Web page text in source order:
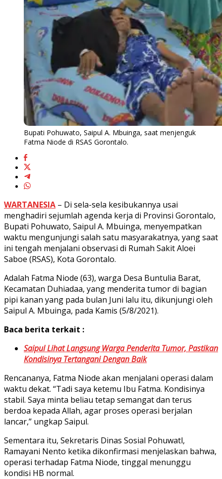
Bupati Pohuwato, Saipul A. Mbuinga, saat menjenguk
Fatma Niode di RSAS Gorontalo.
WARTANESIA – Di sela-sela kesibukannya usai
menghadiri sejumlah agenda kerja di Provinsi Gorontalo,
Bupati Pohuwato, Saipul A. Mbuinga, menyempatkan
waktu mengunjungi salah satu masyarakatnya, yang saat
ini tengah menjalani observasi di Rumah Sakit Aloei
Saboe (RSAS), Kota Gorontalo.
Adalah Fatma Niode (63), warga Desa Buntulia Barat,
Kecamatan Duhiadaa, yang menderita tumor di bagian
pipi kanan yang pada bulan Juni lalu itu, dikunjungi oleh
Saipul A. Mbuinga, pada Kamis (5/8/2021).
Baca berita terkait :
Saipul Lihat Langsung Warga Penderita Tumor, Pastikan
Kondisinya Tertangani Dengan Baik
Rencananya, Fatma Niode akan menjalani operasi dalam
waktu dekat. “Tadi saya ketemu Ibu Fatma. Kondisinya
stabil. Saya minta beliau tetap semangat dan terus
berdoa kepada Allah, agar proses operasi berjalan
lancar,” ungkap Saipul.
Sementara itu, Sekretaris Dinas Sosial Pohuwatl,
Ramayani Nento ketika dikonfirmasi menjelaskan bahwa,
operasi terhadap Fatma Niode, tinggal menunggu
kondisi HB normal.